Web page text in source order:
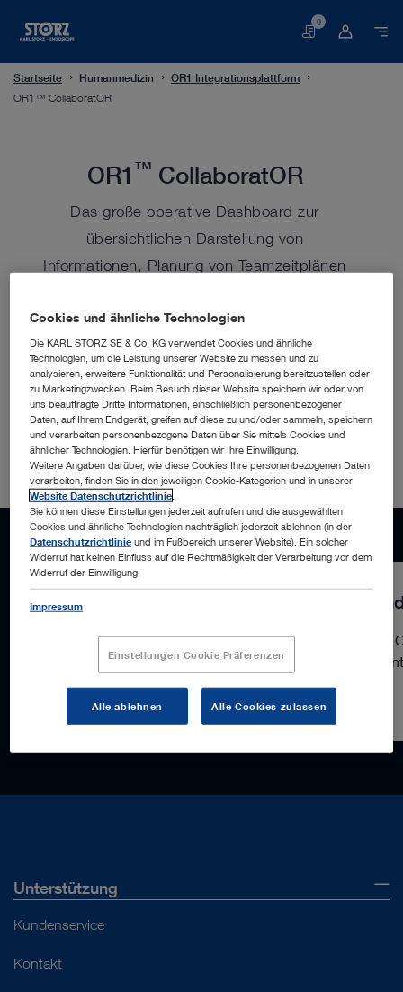
Warenkorb
0
Startseite Humanmedizin
OR1 Integrationsplattform
OR1™ CollaboratOR
OR1 ™ CollaboratOR
Das große operative Dashboard zur
übersichtlichen Darstellung von
Informationen, Planung von Teamzeitplänen
Ihrem Team.
Google Play download
App Store iOS download
macOS
OR1 CollaboratOR App
herunterladen
OR1
Unterstützung
Kundenservice
Kontakt
Cookies und ähnliche Technologien
Die KARL STORZ SE & Co. KG verwendet Cookies und ähnliche
Technologien, um die Leistung unserer Website zu messen und zu
analysieren, erweitere Funktionalität und Personalisierung bereitzustellen oder
zu Marketingzwecken. Beim Besuch dieser Website speichern wir oder von
uns beauftragte Dritte Informationen, einschließlich personenbezogener
Daten, auf Ihrem Endgerät, greifen auf diese zu und/oder sammeln, speichern
und verarbeiten personenbezogene Daten über Sie mittels Cookies und
ähnlicher Technologien. Hierfür benötigen wir Ihre Einwilligung.
Weitere Angaben darüber, wie diese Cookies Ihre personenbezogenen Daten
verarbeiten, finden Sie in den jeweiligen Cookie-Kategorien und in unserer
Website Datenschutzrichtlinie
Sie können diese Einstellungen jederzeit aufrufen und die ausgewählten
Cookies und ähnliche Technologien nachträglich jederzeit ablehnen (in der
Datenschutzrichtlinie und im Fußbereich unserer Website). Ein solcher
Widerruf hat keinen Einfluss auf die Rechtmäßigkeit der Verarbeitung vor dem
Widerruf der Einwilligung.
Impressum
Einstellungen Cookie Präferenzen
Alle ablehnen Alle Cookies zulassen